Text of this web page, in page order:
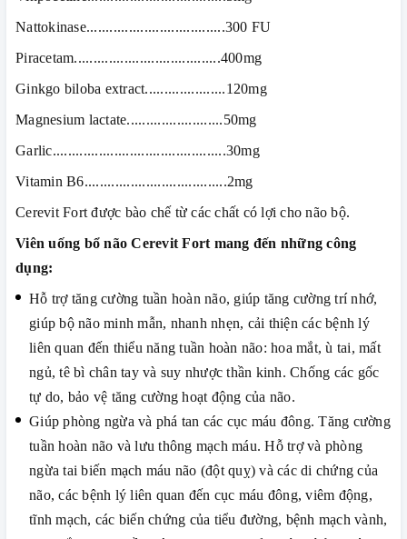
Nattokinase....................................300 FU
Piracetam......................................400mg
Ginkgo biloba extract.....................120mg
Magnesium lactate.........................50mg
Garlic.............................................30mg
Vitamin B6.....................................2mg
Cerevit Fort được bào chế từ các chất có lợi cho não bộ.
Viên uống bổ não Cerevit Fort mang đến những công
dụng:
Hỗ trợ tăng cường tuần hoàn não, giúp tăng cường trí nhớ,
giúp bộ não minh mẫn, nhanh nhẹn, cải thiện các bệnh lý
liên quan đến thiểu năng tuần hoàn não: hoa mắt, ù tai, mất
ngủ, tê bì chân tay và suy nhược thần kinh. Chống các gốc
tự do, bảo vệ tăng cường hoạt động của não.
Giúp phòng ngừa và phá tan các cục máu đông. Tăng cường
tuần hoàn não và lưu thông mạch máu. Hỗ trợ và phòng
ngừa tai biến mạch máu não (đột quỵ) và các di chứng của
não, các bệnh lý liên quan đến cục máu đông, viêm động,
tĩnh mạch, các biến chứng của tiểu đường, bệnh mạch vành,